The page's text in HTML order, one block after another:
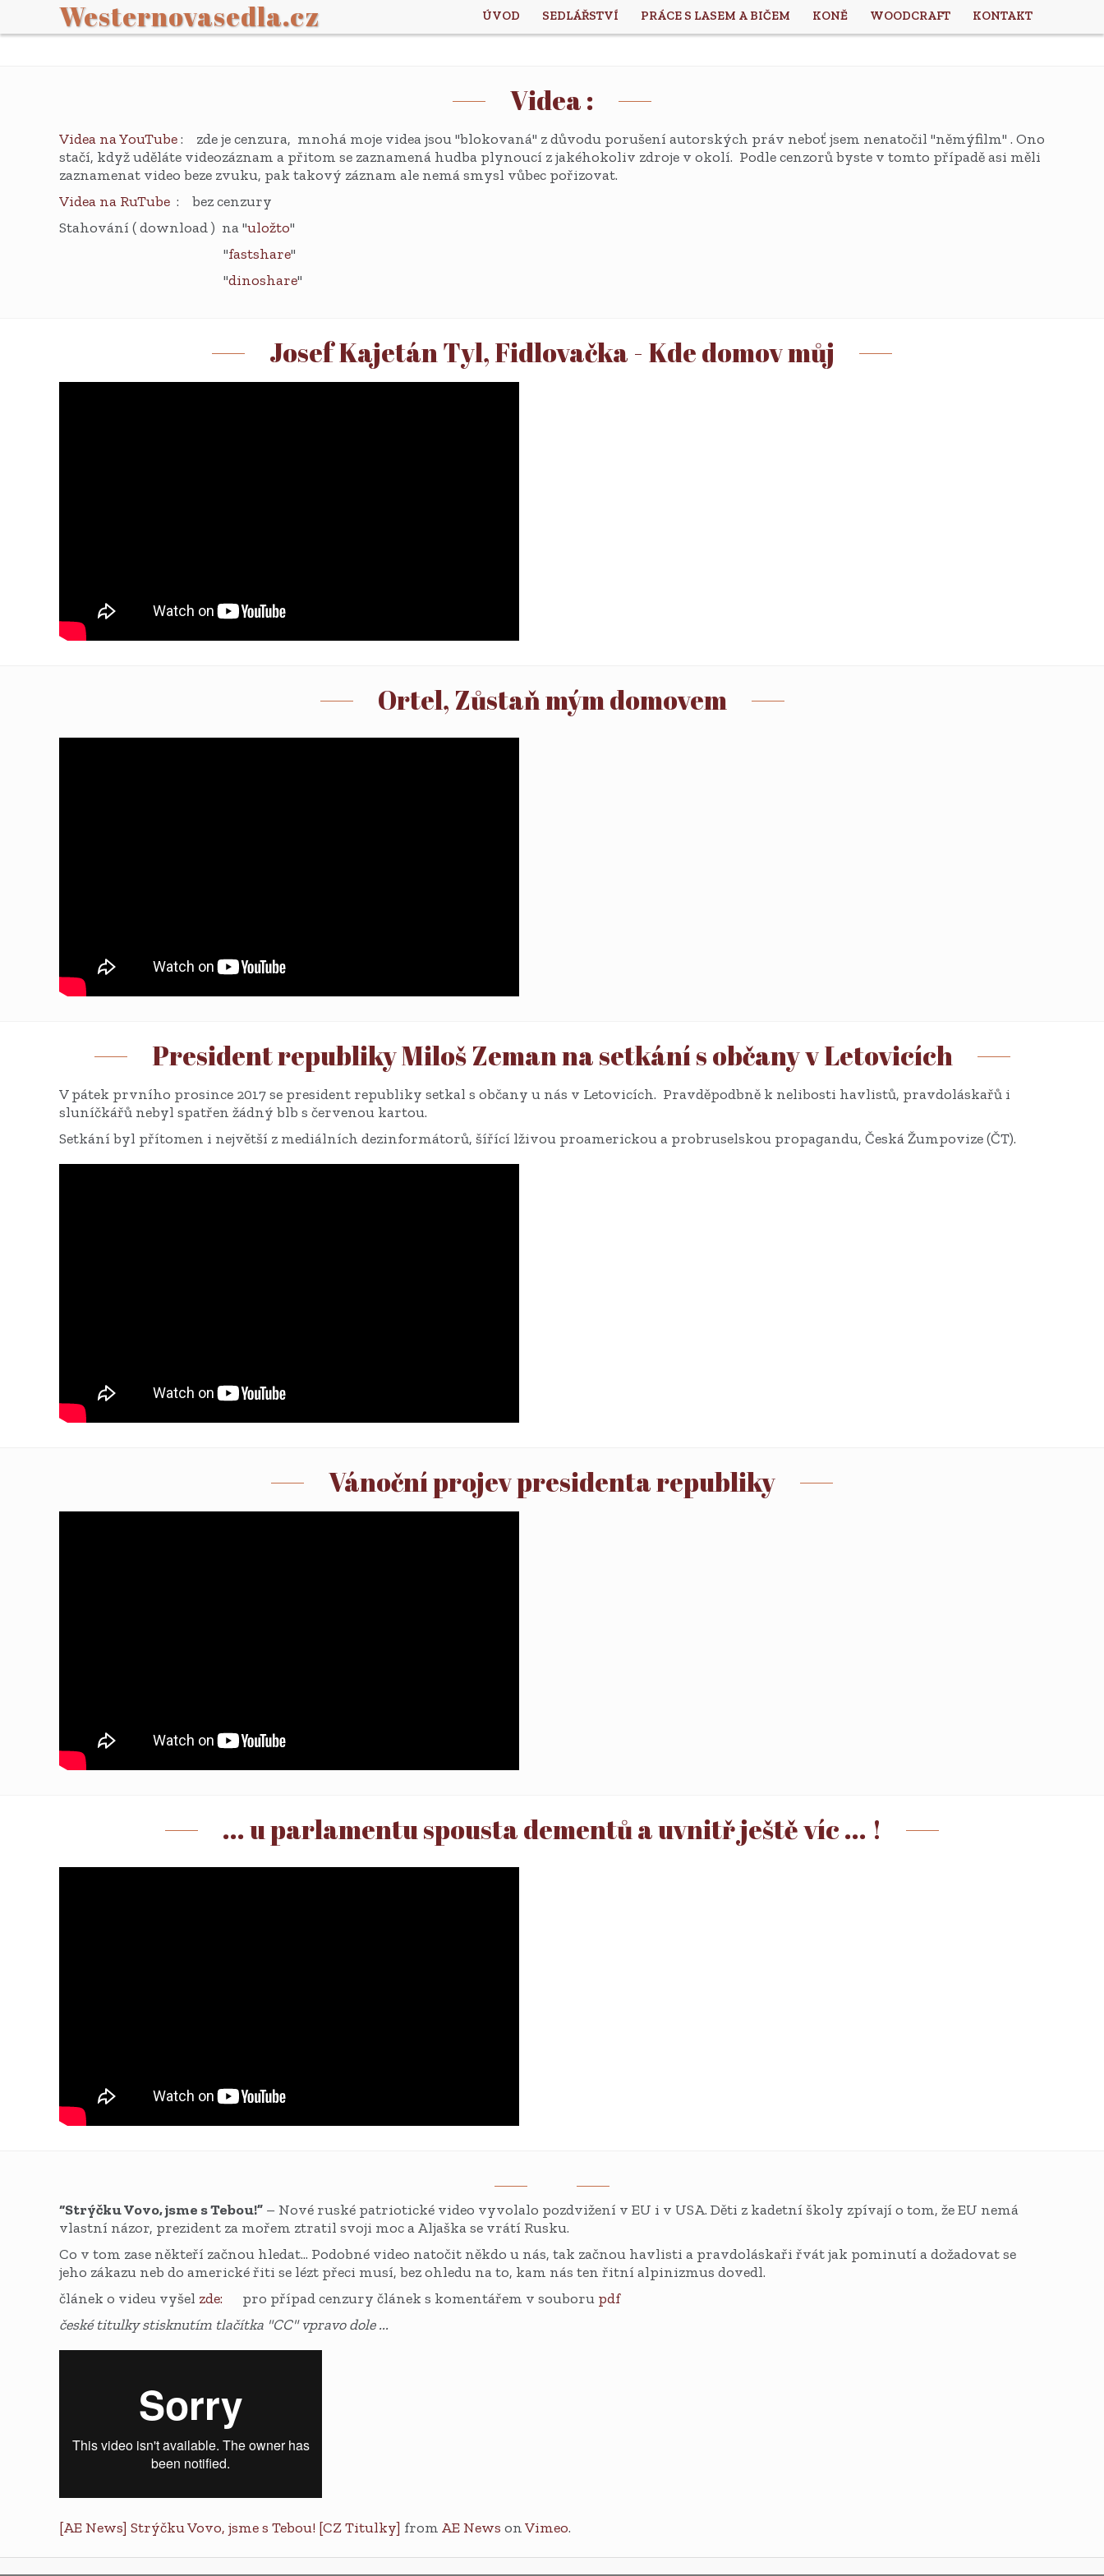
Westernovasedla.cz ÚVOD SEDLÁŘSTVÍ PRÁCE S LASEM A BIČEM KONĚ WOODCRAFT KONTAKT
Videa :
Videa na YouTube: zde je cenzura, mnohá moje videa jsou "blokovaná" z důvodu porušení autorských práv neboť jsem nenatočil "němýfilm" . Ono
stačí, když uděláte videozáznam a přitom se zaznamená hudba plynoucí z jakéhokoliv zdroje v okolí. Podle cenzorů byste v tomto případě asi měli
zaznamenat video beze zvuku, pak takový záznam ale nemá smysl vůbec pořizovat.
Videa na RuTube : bez cenzury
Stahování ( download ) na "uložto"
"fastshare"
"dinoshare"
Josef Kajetán Tyl, Fidlovačka - Kde domov můj
Ortel, Zůstaň mým domovem
President republiky Miloš Zeman na setkání s občany v Letovicích
V pátek prvního prosince 2017 se president republiky setkal s občany u nás v Letovicích. Pravděpodbně k nelibosti havlistů, pravdoláskařů i
sluníčkářů nebyl spatřen žádný blb s červenou kartou.
Setkání byl přítomen i největší z mediálních dezinformátorů, šířící lživou proamerickou a probruselskou propagandu, Česká Žumpovize (ČT).
Vánoční projev presidenta republiky
... u parlamentu spousta dementů a uvnitř ještě víc ... !
“Strýčku Vovo, jsme s Tebou!” – Nové ruské patriotické video vyvolalo pozdvižení v EU i v USA. Děti z kadetní školy zpívají o tom, že EU nemá
vlastní názor, prezident za mořem ztratil svoji moc a Aljaška se vrátí Rusku.
Co v tom zase někteří začnou hledat... Podobné video natočit někdo u nás, tak začnou havlisti a pravdoláskaři řvát jak pominutí a dožadovat se
jeho zákazu neb do americké řiti se lézt přeci musí, bez ohledu na to, kam nás ten řitní alpinizmus dovedl.
článek o videu vyšel zde: pro případ cenzury článek s komentářem v souboru pdf
české titulky stisknutím tlačítka "CC" vpravo dole ...
[AE News] Strýčku Vovo, jsme s Tebou! [CZ Titulky] from AE News onVimeo.